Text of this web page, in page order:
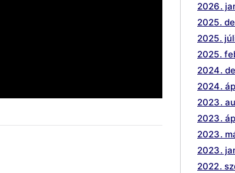
2026.
2025.
2025.
2025.
2024.
2024.
2023.
2023.
2023.
2023.
2022.